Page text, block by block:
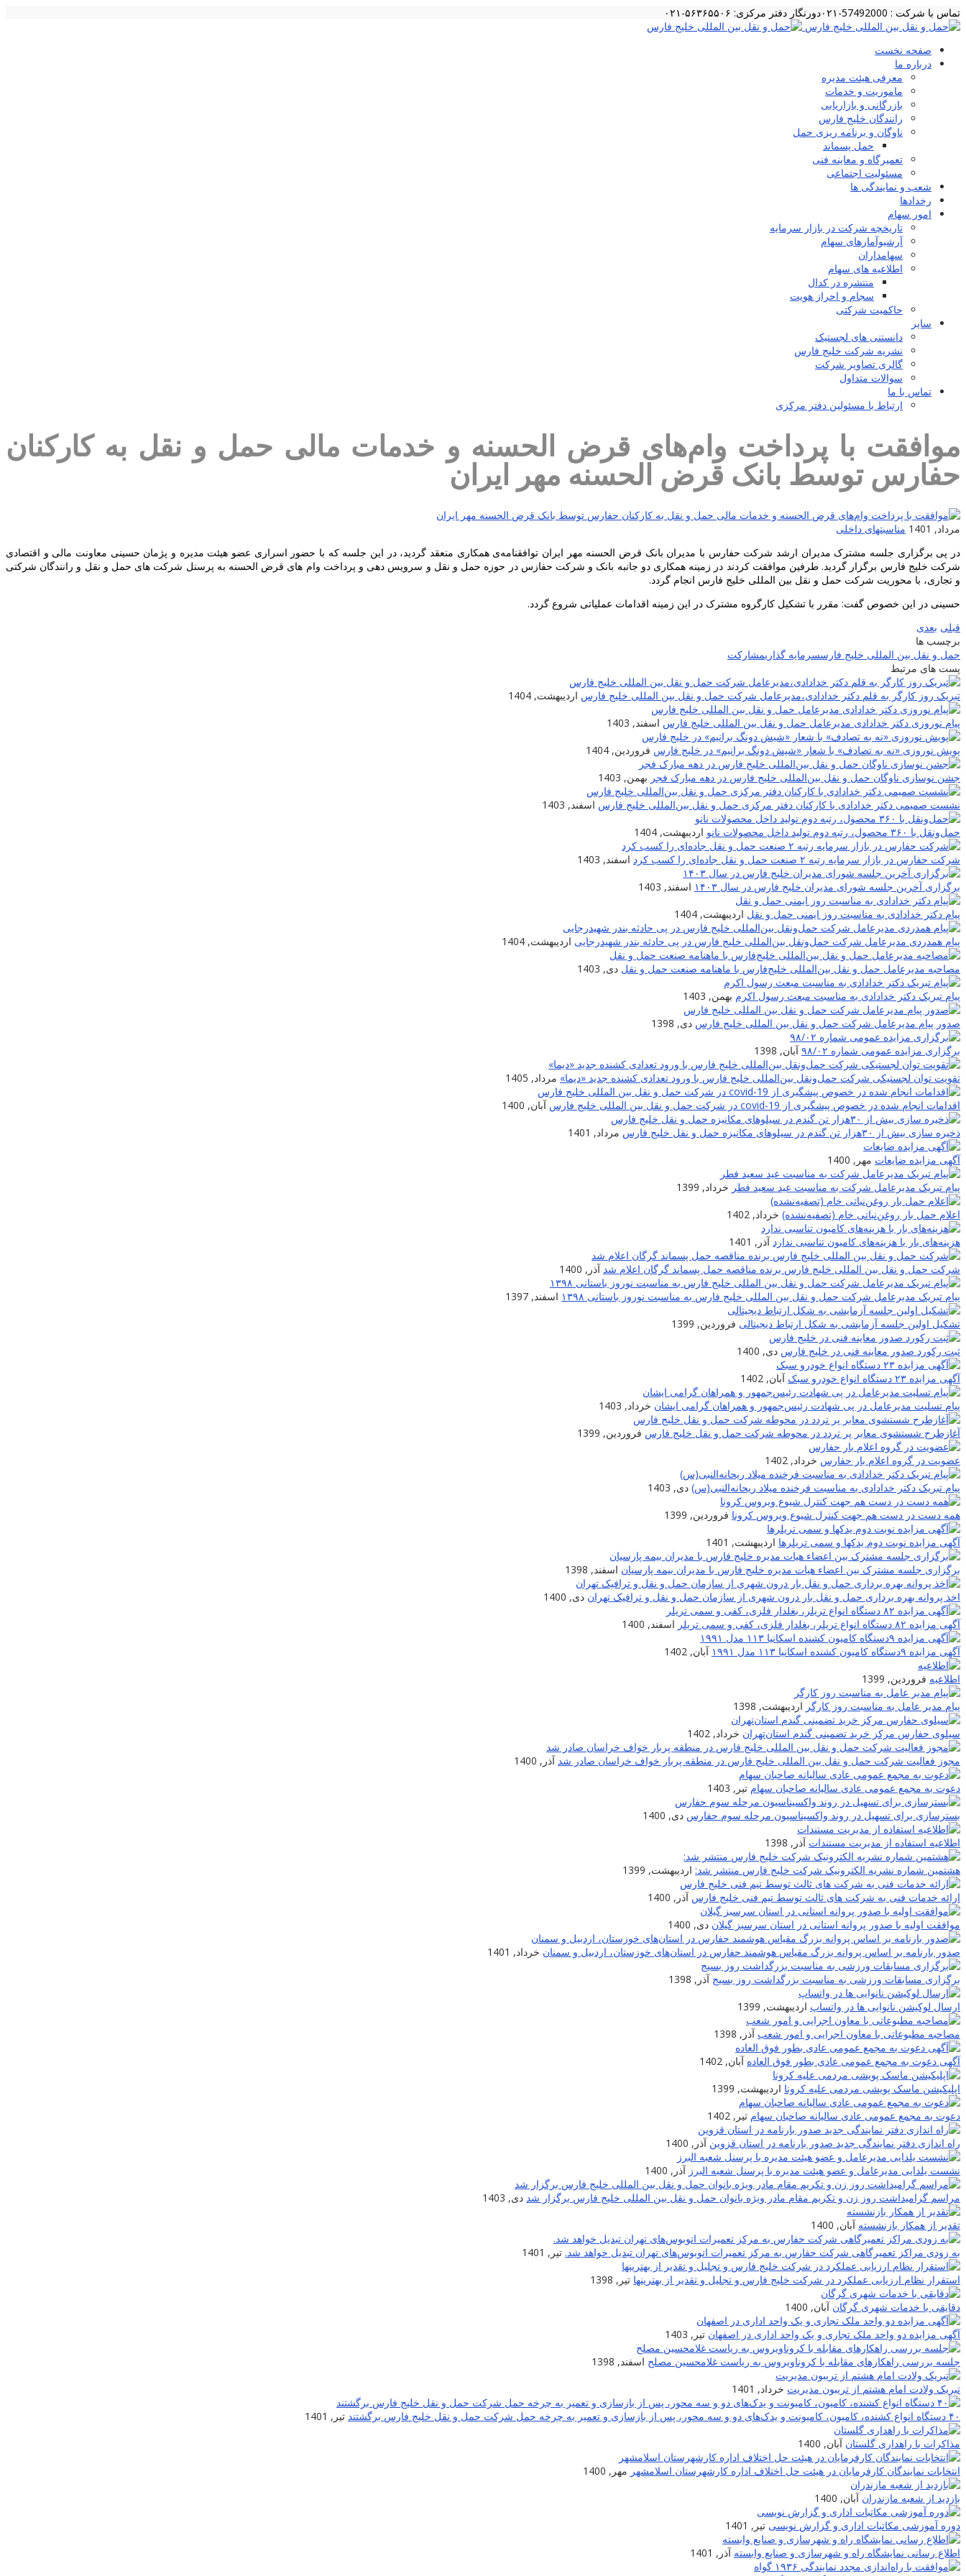
تماس با شرکت : 57492000-۰۲۱ دورنگار دفتر مرکزی: ۵۶۳۶۵۵۰۶-۰۲۱
صفحه نخست
درباره ما
معرفی هیئت مدیره
ماموریت و خدمات
بازرگانی و بازاریابی
رانندگان خلیج فارس
ناوگان و برنامه ریزی حمل
حمل پسماند
تعمیرگاه و معاینه فنی
مسئولیت اجتماعی
شعب و نمایندگی ها
رخدادها
امور سهام
تاریخچه شرکت در بازار سرمایه
آرشیوآمارهای سهام
سهامداران
اطلاعیه های سهام
منتشره در کدال
سجام و احراز هویت
حاکمیت شرکتی
سایر
دانستنی های لجستیک
نشریه شرکت خلیج فارس
گالری تصاویر شرکت
سوالات متداول
تماس با ما
ارتباط با مسئولین دفتر مرکزی
موافقت با پرداخت وام‌های قرض الحسنه و خدمات مالی حمل و نقل به کارکنان
حفارس توسط بانک قرض الحسنه مهر ایران
مرداد, 1401
مناسبتهای داخلی
در پی برگزاری جلسه مشترک مدیران ارشد شرکت حفارس با مدیران بانک قرض الحسنه مهر ایران توافقنامه‌ی همکاری منعقد گردید، در این جلسه که با حضور اسراری عضو هیئت مدیره و پژمان حسینی معاونت مالی و اقتصادی
شرکت خلیج فارس برگزار گردید. طرفین موافقت کردند در زمینه همکاری دو جانبه بانک و شرکت حفازس در حوزه حمل و نقل و سرویس دهی و پرداخت وام های قرض الحسنه به پرسنل شرکت های حمل و نقل و رانندگان شرکتی
و تجاری، با محوریت شرکت حمل و نقل بین المللی خلیج فارس انجام گردد.
حسینی در این خصوص گفت: مقرر با تشکیل کارگروه مشترک در این زمینه اقدامات عملیاتی شروع گردد.
قبلی بعدی
برچسب ها
حمل و نقل بین المللی خلیج فارسسرمایه گذاریمشارکت
پست های مرتبط
تبریک روز کارگر به قلم دکتر خدادادی،مدیرعامل شرکت حمل و نقل بین المللی خلیج فارس اردیبهشت, 1404
پیام نوروزی دکتر خدادادی مدیرعامل حمل و نقل بین المللی خلیج فارس اسفند, 1403
پویش نوروزی «نه به تصادف» با شعار «شیش دونگ برانیم» در خلیج فارس فروردین, 1404
جشن نوسازی ناوگان حمل و نقل بین‌المللی خلیج فارس در دهه مبارک فجر بهمن, 1403
نشست صمیمی دکتر خدادادی با کارکنان دفتر مرکزی حمل و نقل بین‌المللی خلیج فارس اسفند, 1403
حمل‌ونقل با ۳۶۰ محصول، رتبه دوم تولید داخل محصولات نانو
اردیبهشت, 1404
شرکت حفارس در بازار سرمایه رتبه ۲ صنعت حمل و نقل جاده‌ای را کسب کرد
اسفند, 1403
برگزاری آخرین جلسه شورای مدیران خلیج فارس در سال ۱۴۰۳
اسفند, 1403
پیام دکتر خدادادی به مناسبت روز ایمنی حمل و نقل اردیبهشت, 1404
پیام همدردی مدیرعامل شرکت حمل‌ونقل بین‌المللی خلیج فارس در پی حادثه بندر شهیدرجایی اردیبهشت, 1404
مصاحبه مدیرعامل حمل و نقل بین‌المللی خلیج‌‌فارس با ماهنامه صنعت حمل و نقل دی, 1403
پیام تبریک دکتر خدادادی به مناسبت مبعث رسول اکرم بهمن, 1403
صدور پیام مدیرعامل شرکت حمل و نقل بین المللی خلیج فارس دی, 1398
برگزاری مزایده عمومی شماره ۹۸/۰۲
آبان, 1398
تقویت توان لجستیکی شرکت حمل‌ونقل بین‌المللی خلیج فارس با ورود تعدادی کشنده جدید «دیما» مرداد, 1405
اقدامات انجام شده در خصوص پیشگیری از covid-19 در شرکت حمل و نقل بین المللی خلیج فارس
آبان, 1400
ذخیره سازی بیش از ۳۰هزار تن گندم در سیلوهای مکانیزه حمل و نقل خلیج فارس
مرداد, 1401
آگهی مزایده ضایعات مهر, 1400
پیام تبریک مدیرعامل شرکت به مناسبت عید سعید فطر خرداد, 1399
اعلام حمل بار روغن‌نباتی خام (تصفیه‌نشده) خرداد, 1402
هزینه‌های بار با هزینه‌های کامیون تناسبی ندارد آذر, 1401
شرکت حمل و نقل بین المللی خلیج فارس برنده مناقصه حمل پسماند گرگان اعلام شد آذر, 1400
پیام تبریک مدیرعامل شرکت حمل و نقل بین المللی خلیج فارس به مناسبت نوروز باستانی ۱۳۹۸
اسفند, 1397
تشکیل اولین جلسه آزمایشی به شکل ارتباط دیجیتالی فروردین, 1399
ثبت رکورد صدور معاینه فنی در خلیج فارس دی, 1400
آگهی مزایده ۲۳ دستگاه انواع خودرو سبک
آبان, 1402
پیام تسلیت مدیرعامل در پی شهادت‌ رئیس‌جمهور و همراهان گرامی ایشان خرداد, 1403
آغازطرح شستشوی معابر پر تردد در محوطه شرکت حمل و نقل خلیج فارس فروردین, 1399
عضویت در گروه اعلام بار حفارس خرداد, 1402
پیام تبریک دکتر خدادادی به مناسبت فرخنده میلاد ریحانه‌النبی(س) دی, 1403
همه دست در دست هم جهت کنترل شیوع ویروس کرونا فروردین, 1399
آگهی مزایده نوبت دوم یدکها و سمی تریلرها اردیبهشت, 1401
برگزاری جلسه مشترک بین اعضاء هیات مدیره خلیج فارس با مدیران بیمه پارسیان اسفند, 1398
اخذ پروانه بهره برداری حمل و نقل بار درون شهری از سازمان حمل و نقل و ترافیک تهران دی, 1400
آگهی مزایده ۸۲ دستگاه انواع تریلر، بغلدار فلزی، کفی و سمی تریلر
اسفند, 1400
آگهی مزایده ۹دستگاه کامیون کشنده اسکانیا ۱۱۳ مدل ۱۹۹۱
آبان, 1402
اطلاعیه فروردین, 1399
پیام مدیر عامل به مناسبت روز کارگر اردیبهشت, 1398
سیلوی حفارس مرکز خرید تضمینی گندم استان‌تهران خرداد, 1402
مجوز فعالیت شرکت حمل و نقل بین المللی خلیج فارس در منطقه پربار خواف خراسان صادر شد آذر, 1400
دعوت به مجمع عمومی عادی سالیانه صاحبان سهام تیر, 1403
بسترسازی برای تسهیل در روند واکسیناسیون مرحله سوم حفارس دی, 1400
اطلاعیه استفاده از مدیریت مستندات آذر, 1398
هشتمین شماره نشریه الکترونیک شرکت خلیج فارس منتشر شد: اردیبهشت, 1399
ارائه خدمات فنی به شرکت های ثالث توسط تیم فنی خلیج فارس آذر, 1400
موافقت اولیه با صدور پروانه استانی در استان سرسبز گیلان دی, 1400
صدور بارنامه بر اساس پروانه بزرگ مقیاس هوشمند حفارس در استان‌های خوزستان، اردبیل و سمنان خرداد, 1401
برگزاری مسابقات ورزشی به مناسبت بزرگداشت روز بسیج آذر, 1398
ارسال لوکیشن نانوایی ها در واتساپ اردیبهشت, 1399
مصاحبه مطبوعاتی با معاون اجرایی و امور شعب آذر, 1398
آگهی دعوت به مجمع عمومی عادی بطور فوق العاده آبان, 1402
اپلیکیشن ماسک پویشی مردمی علیه کرونا اردیبهشت, 1399
دعوت به مجمع عمومی عادی سالیانه صاحبان سهام تیر, 1402
راه اندازی دفتر نمایندگی جدید صدور بارنامه در استان قزوین آذر, 1400
نشست یلدایی مدیرعامل و عضو هیئت مدیره با پرسنل شعبه البرز آذر, 1400
مراسم گرامیداشت روز زن و تکریم مقام مادر ویژه بانوان حمل و نقل بین المللی خلیج فارس برگزار شد دی, 1403
تقدیر از همکار بازنشسته آبان, 1400
به زودی مراکز تعمیرگاهی شرکت حفارس به مرکز تعمیرات اتوبوس‌های تهران تبدیل خواهد شد. تیر, 1401
استقرار نظام ارزیابی عملکرد در شرکت خلیج فارس و تجلیل و تقدیر از بهترینها تیر, 1398
دقایقی با خدمات شهری گرگان آبان, 1400
آگهی مزایده دو واحد ملک تجاری و یک واحد اداری در اصفهان تیر, 1403
جلسه بررسی راهکارهای مقابله با کروناویروس به ریاست غلامحسین مصلح اسفند, 1398
تبریک ولادت امام هشتم از تریبون مدیریت خرداد, 1401
۴۰ دستگاه انواع کشنده، کامیون، کامیونت و یدک‌های دو و سه محور، پس از بازسازی و تعمیر به چرخه حمل شرکت حمل و نقل خلیج فارس برگشتند
تیر, 1401
مذاکرات با راهداری گلستان آبان, 1400
انتخابات نمایندگان کارفرمایان در هیئت حل اختلاف اداره کارشهرستان اسلامشهر مهر, 1400
بازدید از شعبه مازندران آبان, 1400
دوره آموزشی مکاتبات اداری و گزارش نویسی تیر, 1401
اطلاع رسانی نمایشگاه راه و شهرسازی و صنایع وابسته آذر, 1401